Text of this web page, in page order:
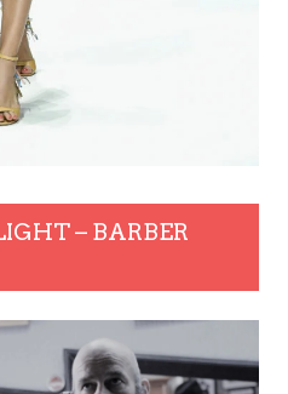
– BARBER